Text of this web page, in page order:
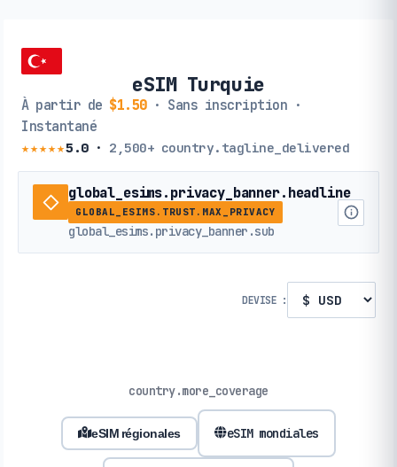
eSIM Turquie
À partir de $1.50· Sans inscription ·
Instantané
★★★★★5.0· 2,500+ country.tagline_delivered
global_esims.privacy_banner.headline
GLOBAL_ESIMS.TRUST.MAX_PRIVACY
global_esims.privacy_banner.sub
DEVISE :
country.more_coverage
eSIM régionales eSIM mondiales